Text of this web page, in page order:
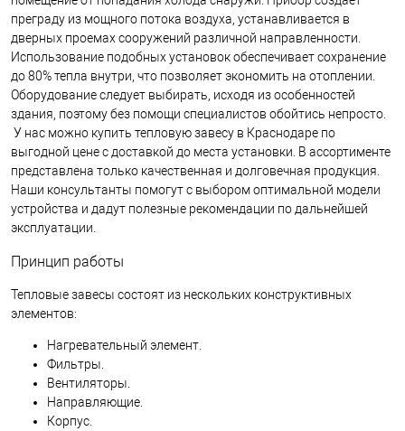
преграду из мощного потока воздуха, устанавливается в
дверных проемах сооружений различной направленности.
Использование подобных установок обеспечивает сохранение
до 80% тепла внутри, что позволяет экономить на отоплении.
Оборудование следует выбирать, исходя из особенностей
здания, поэтому без помощи специалистов обойтись непросто.
У нас можно купить тепловую завесу в Краснодаре по
выгодной цене с доставкой до места установки. В ассортименте
представлена только качественная и долговечная продукция.
Наши консультанты помогут с выбором оптимальной модели
устройства и дадут полезные рекомендации по дальнейшей
эксплуатации.
Принцип работы
Тепловые завесы состоят из нескольких конструктивных
элементов:
Нагревательный элемент.
Фильтры.
Вентиляторы.
Направляющие.
Корпус.